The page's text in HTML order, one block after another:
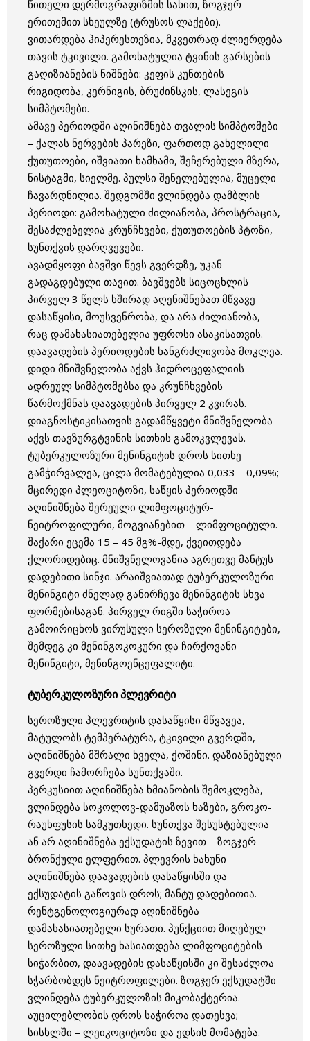
წითელი დერმოგრაფიზმის სახით, ზოგჯერ
ერითემით სხეულზე (ტრუსოს ლაქები).
ვითარდება ჰიპერესთეზია, მკვეთრად ძლიერდება
თავის ტკივილი. გამოხატულია ტვინის გარსების
გაღიზიანების ნიშნები: კეფის კუნთების
რიგიდობა, კერნიგის, ბრუძინსკის, ლასეგის
სიმპტომები.
ამავე პერიოდში აღინიშნება თვალის სიმპტომები
– ქალას ნერვების პარეზი, ფართოდ გახელილი
ქუთუთოები, იშვიათი ხამხამი, შეჩერებული მზერა,
ნისტაგმი, სიელმე. პულსი შენელებულია, მუცელი
ჩავარდნილია. შედგომში ვლინდება დამბლის
პერიოდი: გამოხატული ძილიანობა, პროსტრაცია,
შესაძლებელია კრუნჩხვები, ქუთუთოების პტოზი,
სუნთქვის დარღვევები.
ავადმყოფი ბავშვი წევს გვერდზე, უკან
გადაგდებული თავით. ბავშვებს სიცოცხლის
პირველ 3 წელს ხშირად აღენიშნებათ მწვავე
დასაწყისი, მოუსვენრობა, და არა ძილიანობა,
რაც დამახასიათებელია უფროსი ასაკისათვის.
დაავადების პერიოდების ხანგრძლივობა მოკლეა.
დიდი მნიშვნელობა აქვს ჰიდროცეფალიის
ადრეულ სიმპტომებსა და კრუნჩხვების
წარმოქმნას დაავადების პირველ 2 კვირას.
დიაგნოსტიკისათვის გადამწყვეტი მნიშვნელობა
აქვს თავზურგტვინის სითხის გამოკვლევას.
ტუბერკულოზური მენინგიტის დროს სითხე
გამჭირვალეა, ცილა მომატებულია 0,033 – 0,09%;
მცირედი პლეოციტოზი, საწყის პერიოდში
აღინიშნება შერეული ლიმფოციტურ-
ნეიტროფილური, მოგვიანებით – ლიმფოციტული.
შაქარი ეცემა 15 – 45 მგ%-მდე, ქვეითდება
ქლორიდებიც. მნიშვნელოვანია აგრეთვე მანტუს
დადებითი სინჯი. არაიშვიათად ტუბერკულოზური
მენინგიტი ძნელად განირჩევა მენინგიტის სხვა
ფორმებისაგან. პირველ რიგში საჭიროა
გამოირიცხოს ვირუსული სეროზული მენინგიტები,
შემდეგ კი მენინგოკოკური და ჩირქოვანი
მენინგიტი, მენინგოენცეფალიტი.
ტუბერკულოზური პლევრიტი
სეროზული პლევრიტის დასაწყისი მწვავეა,
მატულობს ტემპერატურა, ტკივილი გვერდში,
აღინიშნება მშრალი ხველა, ქოშინი. დაზიანებული
გვერდი ჩამორჩება სუნთქვაში.
პერკუსიით აღინიშნება ხმიანობის შემოკლება,
ვლინდება სოკოლოვ-დამუაზოს ხაზები, გროკო-
რაუხფუსის სამკუთხედი. სუნთქვა შესუსტებულია
ან არ აღინიშნება ექსუდატის ზევით – ზოგჯერ
ბრონქული ელფერით. პლევრის ხახუნი
აღინიშნება დაავადების დასაწყისში და
ექსუდატის გაწოვის დროს; მანტუ დადებითია.
რენტგენოლოგიურად აღინიშნება
დამახასიათებელი სურათი. პუნქციით მიღებულ
სეროზული სითხე ხასიათდება ლიმფოციტების
სიჭარბით, დაავადების დასაწყისში კი შესაძლოა
სჭარბობდეს ნეიტროფილები. ზოგჯერ ექსუდატში
ვლინდება ტუბერკულოზის მიკობაქტერია.
აუცილებლობის დროს საჭიროა დათესვა;
სისხლში – ლეიკოციტოზი და ედსის მომატება.